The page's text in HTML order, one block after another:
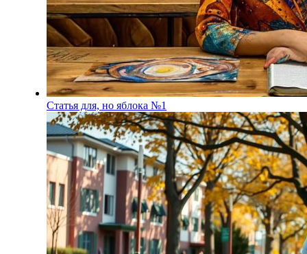
Статья для, но яблока №1